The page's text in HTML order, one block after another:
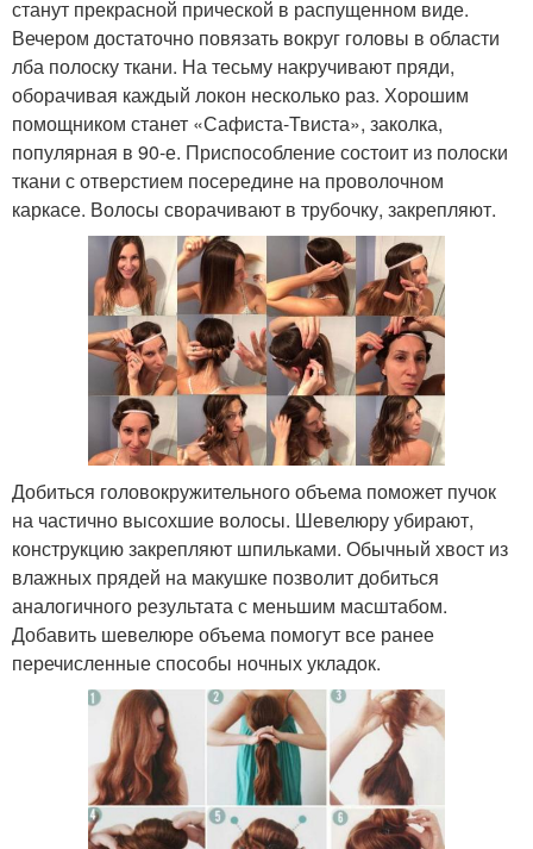
станут прекрасной прической в распущенном виде.
Вечером достаточно повязать вокруг головы в области
лба полоску ткани. На тесьму накручивают пряди,
оборачивая каждый локон несколько раз. Хорошим
помощником станет «Сафиста-Твиста», заколка,
популярная в 90-е. Приспособление состоит из полоски
ткани с отверстием посередине на проволочном
каркасе. Волосы сворачивают в трубочку, закрепляют.
Добиться головокружительного объема поможет пучок
на частично высохшие волосы. Шевелюру убирают,
конструкцию закрепляют шпильками. Обычный хвост из
влажных прядей на макушке позволит добиться
аналогичного результата с меньшим масштабом.
Добавить шевелюре объема помогут все ранее
перечисленные способы ночных укладок.